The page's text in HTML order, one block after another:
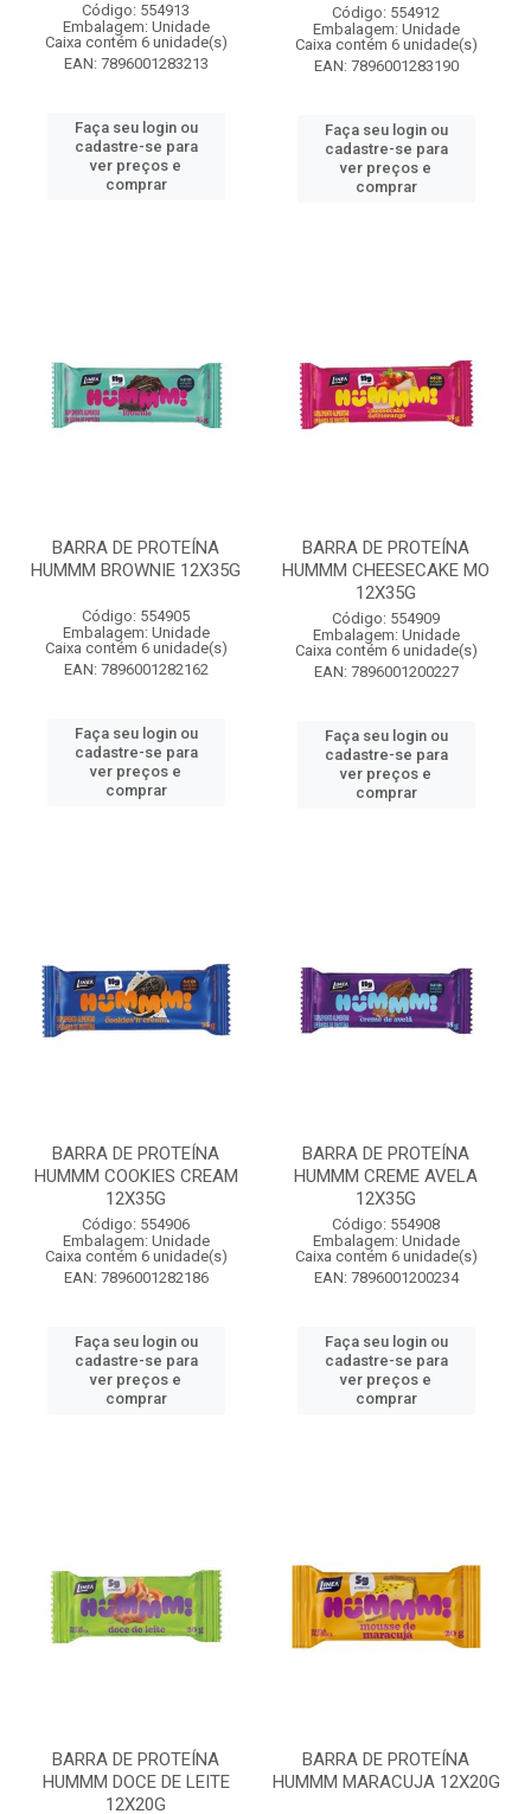
Código: 554913
Embalagem: Unidade
Caixa contém 6 unidade(s)
EAN: 7896001283213
Faça seu login ou
cadastre-se para
ver preços e
comprar
Código: 554912
Embalagem: Unidade
Caixa contém 6 unidade(s)
EAN: 7896001283190
Faça seu login ou
cadastre-se para
ver preços e
comprar
BARRA DE PROTEÍNA
HUMMM BROWNIE 12X35G
Código: 554905
Embalagem: Unidade
Caixa contém 6 unidade(s)
EAN: 7896001282162
Faça seu login ou
cadastre-se para
ver preços e
comprar
BARRA DE PROTEÍNA
HUMMM CHEESECAKE MO
12X35G
Código: 554909
Embalagem: Unidade
Caixa contém 6 unidade(s)
EAN: 7896001200227
Faça seu login ou
cadastre-se para
ver preços e
comprar
BARRA DE PROTEÍNA
HUMMM COOKIES CREAM
12X35G
Código: 554906
Embalagem: Unidade
Caixa contém 6 unidade(s)
EAN: 7896001282186
Faça seu login ou
cadastre-se para
ver preços e
comprar
BARRA DE PROTEÍNA
HUMMM CREME AVELA
12X35G
Código: 554908
Embalagem: Unidade
Caixa contém 6 unidade(s)
EAN: 7896001200234
Faça seu login ou
cadastre-se para
ver preços e
comprar
BARRA DE PROTEÍNA
HUMMM DOCE DE LEITE
12X20G
BARRA DE PROTEÍNA
HUMMM MARACUJA 12X20G